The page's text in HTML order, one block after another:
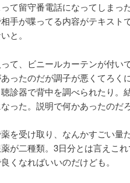
て留守番電話になってしまっ
手が喋ってる内容がテキスト
と。
て、ビニールカーテンが付い
ったのだが調子が悪くてろく
診器で背中を調べられたり。
った。説明で何かあったのだ
を受け取り、なんかすごい量
が二種類。3日分とは言えこ
くなればいいのだけども。